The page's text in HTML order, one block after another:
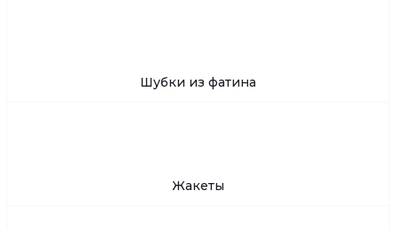
Шубки из фатина
Жакеты